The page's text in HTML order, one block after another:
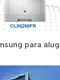
para